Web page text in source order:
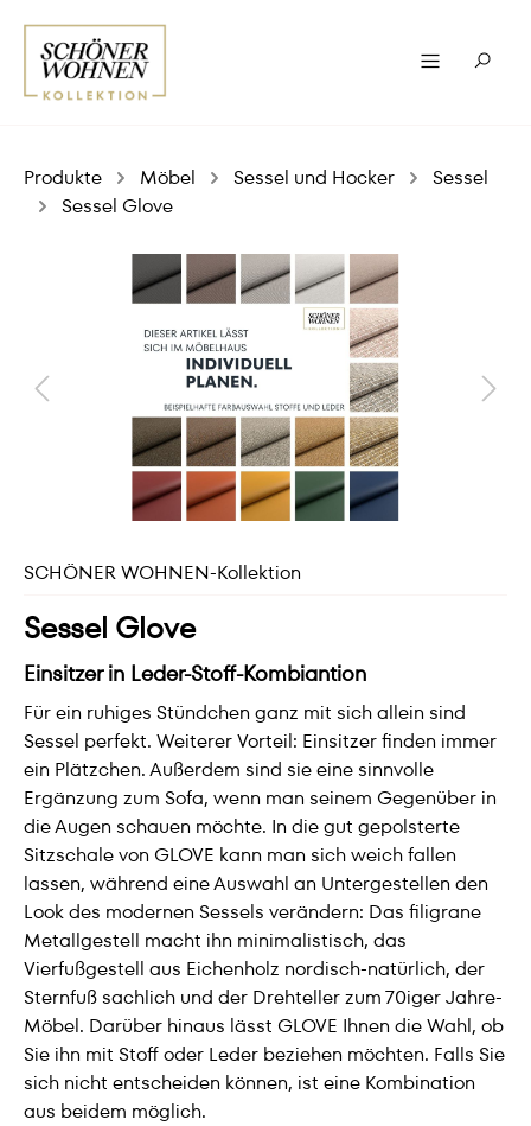
Produkte Möbel Sessel und Hocker
Sessel
Sessel Glove
SCHÖNER WOHNEN-Kollektion
Sessel Glove
Einsitzer in Leder-Stoff-Kombiantion
Für ein ruhiges Stündchen ganz mit sich allein sind
Sessel perfekt. Weiterer Vorteil: Einsitzer finden immer
ein Plätzchen. Außerdem sind sie eine sinnvolle
Ergänzung zum Sofa, wenn man seinem Gegenüber in
die Augen schauen möchte. In die gut gepolsterte
Sitzschale von GLOVE kann man sich weich fallen
lassen, während eine Auswahl an Untergestellen den
Look des modernen Sessels verändern: Das filigrane
Metallgestell macht ihn minimalistisch, das
Vierfußgestell aus Eichenholz nordisch-natürlich, der
Sternfuß sachlich und der Drehteller zum 70iger Jahre-
Möbel. Darüber hinaus lässt GLOVE Ihnen die Wahl, ob
Sie ihn mit Stoff oder Leder beziehen möchten. Falls Sie
sich nicht entscheiden können, ist eine Kombination
aus beidem möglich.